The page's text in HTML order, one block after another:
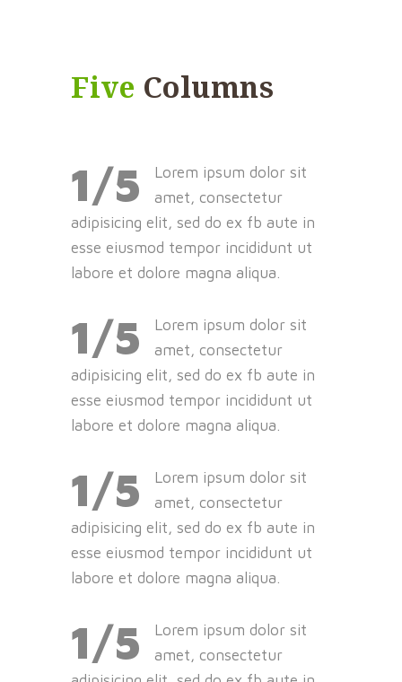
Five Columns
1/5
Lorem ipsum dolor sit
amet, consectetur
adipisicing elit, sed do ex fb aute in
esse eiusmod tempor incididunt ut
labore et dolore magna aliqua.
1/5
Lorem ipsum dolor sit
amet, consectetur
adipisicing elit, sed do ex fb aute in
esse eiusmod tempor incididunt ut
labore et dolore magna aliqua.
1/5
Lorem ipsum dolor sit
amet, consectetur
adipisicing elit, sed do ex fb aute in
esse eiusmod tempor incididunt ut
labore et dolore magna aliqua.
1/5
Lorem ipsum dolor sit
amet, consectetur